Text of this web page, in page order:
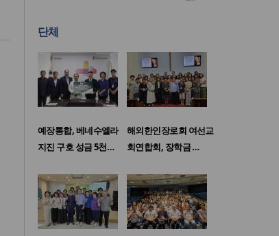
단체
예장통합, 베네수엘라
지진 구호 성금 5천…
해외한인장로회 여선교
회연합회, 장학금 …